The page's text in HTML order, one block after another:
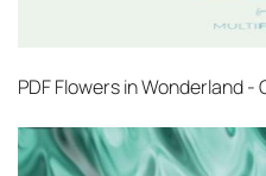
PDFFlowers in Wonderland -